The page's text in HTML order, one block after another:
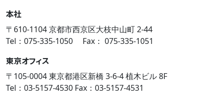
本社
〒610-1104 京都市西京区大枝中山町 2-44
Tel：075-335-1050 Fax： 075-335-1051
東京オフィス
〒105-0004 東京都港区新橋 3-6-4 植木ビル 8F
Tel：03-5157-4530 Fax：03-5157-4531